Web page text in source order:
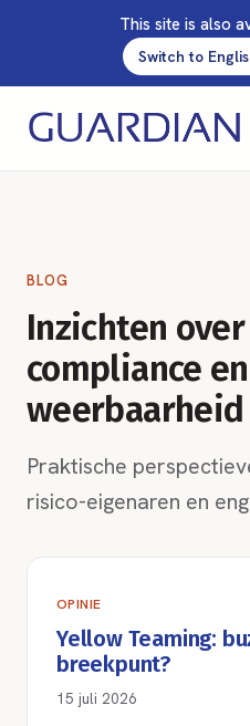
This site is also
Switch to
BLOG
Inzichten
compliance en
weerbaarheid
Praktische
risico-eigenaren en
OPINIE
Yellow Teaming:
breekpunt?
15 juli 2026